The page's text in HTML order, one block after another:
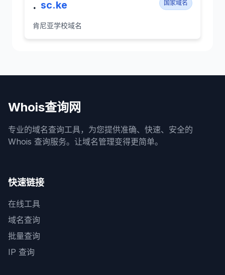
. sc.ke 国家域名
肯尼亚学校域名
Whois查询网
专业的域名查询工具，为您提供准确、快速、安全的
Whois 查询服务。让域名管理变得更简单。
快速链接
在线工具
域名查询
批量查询
IP 查询